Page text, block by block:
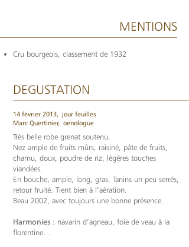
MENTIONS
Cru bourgeois, classement de 1932
DEGUSTATION
14 février 2013, jour feuilles
Marc Quertinier, oenologue
Très belle robe grenat soutenu.
Nez ample de fruits mûrs, raisiné, pâte de fruits,
charnu, doux, poudre de riz, légères touches
viandées.
En bouche, ample, long, gras. Tanins un peu serrés,
retour fruité. Tient bien à l’aération.
Beau 2002, avec toujours une bonne présence.
Harmonies : navarin d’agneau, foie de veau à la
florentine…